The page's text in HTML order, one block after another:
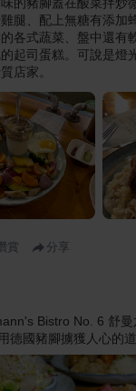
腿、配上無糖有添加
各式蔬菜、盤中還有
起司蛋糕。可說是燈
店家。
賞 分享
Bistro No. 6 舒
德國豬腳擄獲人心的